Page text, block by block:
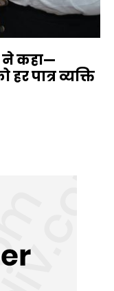
ने कहा—
पात्र व्यक्ति